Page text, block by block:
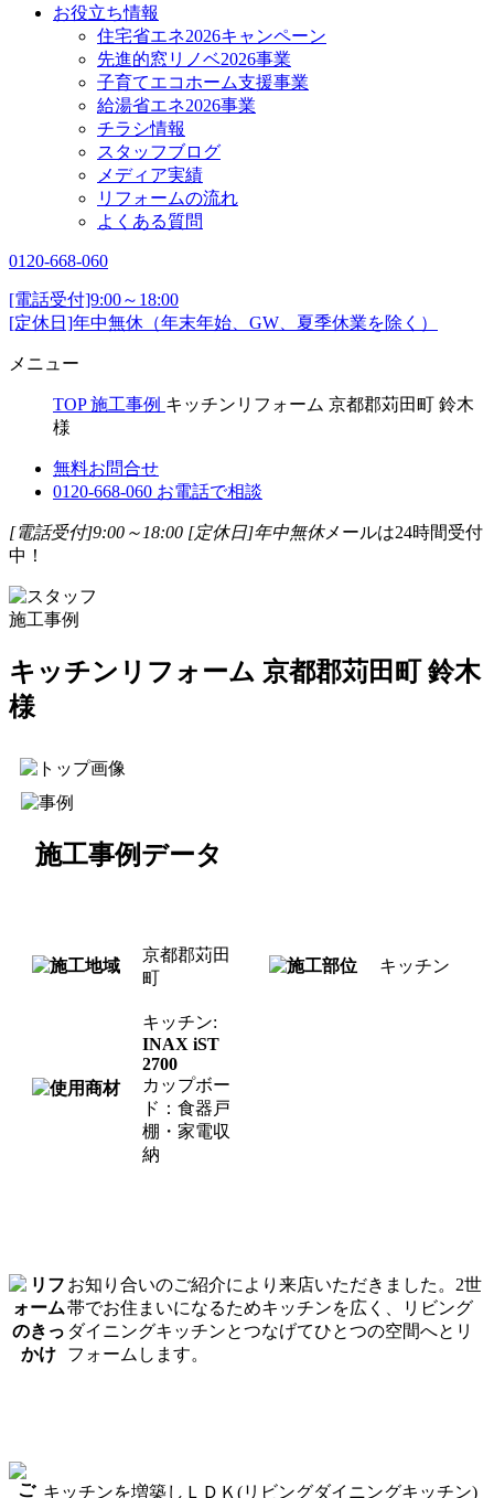
お役立ち情報
住宅省エネ2026キャンペーン
先進的窓リノベ2026事業
子育てエコホーム支援事業
給湯省エネ2026事業
チラシ情報
スタッフブログ
メディア実績
リフォームの流れ
よくある質問
0120-668-060
[電話受付]9:00～18:00
[定休日]年中無休（年末年始、GW、夏季休業を除く）
メニュー
TOP 施工事例 キッチンリフォーム 京都郡苅田町 鈴木
様
無料お問合せ
0120-668-060 お電話で相談
[電話受付]9:00～18:00 [定休日]年中無休メールは24時間受付
中！
施工事例
キッチンリフォーム 京都郡苅田町 鈴木
様
施工事例データ
京都郡苅田
町
キッチン
キッチン:
INAX iST
2700
カップボー
ド：食器戸
棚・家電収
納
お知り合いのご紹介により来店いただきました。2世
帯でお住まいになるためキッチンを広く、リビング
ダイニングキッチンとつなげてひとつの空間へとリ
フォームします。
キッチンを増築し ＬＤＫ(リビングダイニングキッチン)